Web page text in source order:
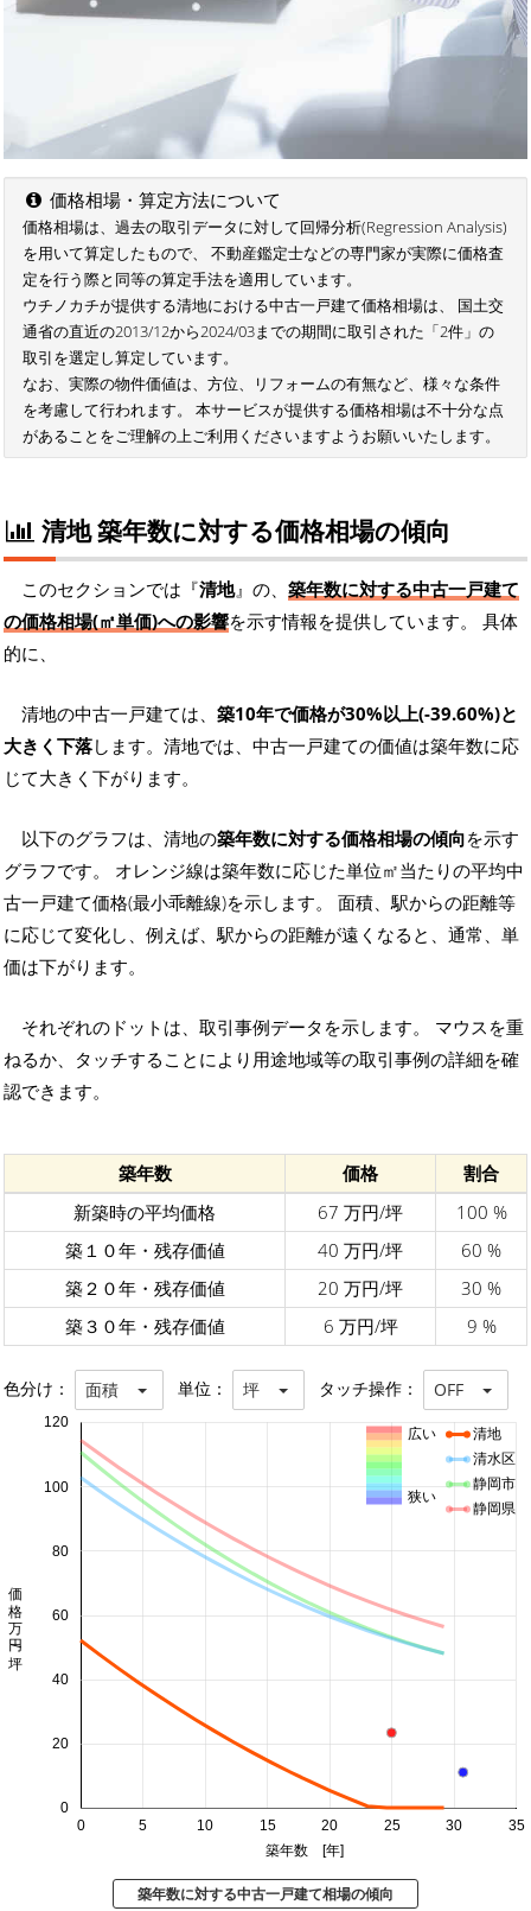
価格相場・算定方法について
価格相場は、過去の取引データに対して回帰分析(Regression Analysis)
を用いて算定したもので、 不動産鑑定士などの専門家が実際に価格査
定を行う際と同等の算定手法を適用しています。
ウチノカチが提供する清地における中古一戸建て価格相場は、 国土交
通省の直近の2013/12から2024/03までの期間に取引された「2件」の
取引を選定し算定しています。
なお、実際の物件価値は、方位、リフォームの有無など、様々な条件
を考慮して行われます。 本サービスが提供する価格相場は不十分な点
があることをご理解の上ご利用くださいますようお願いいたします。
清地 築年数に対する価格相場の傾向
このセクションでは『清地』の、 築年数に対する中古一戸建て
の価格相場(㎡単価)への影響を示す情報を提供しています。 具体
的に、
清地の中古一戸建ては、 築10年で価格が30%以上(-39.60%)と
大きく下落します。清地では、中古一戸建ての価値は築年数に応
じて大きく下がります。
以下のグラフは、清地の築年数に対する価格相場の傾向を示す
グラフです。 オレンジ線は築年数に応じた単位㎡当たりの平均中
古一戸建て価格(最小乖離線)を示します。 面積、駅からの距離等
に応じて変化し、例えば、駅からの距離が遠くなると、通常、単
価は下がります。
それぞれのドットは、取引事例データを示します。 マウスを重
ねるか、タッチすることにより用途地域等の取引事例の詳細を確
認できます。
築年数 価格
割合
新築時の平均価格
67 万円/坪
100 %
築１０年・残存価値
40 万円/坪
60 %
築２０年・残存価値
20 万円/坪
30 %
築３０年・残存価値
6 万円/坪 9 %
色分け： 面積 単位： 坪 タッチ操作： OFF
0 5 10 15 20 25 30 35
0
20
40
60
80
100
120
築年数 [年]
価格 万円/坪
清地
清水区
静岡市
静岡県
広い
狭い
築年数に対する中古一戸建て相場の傾向